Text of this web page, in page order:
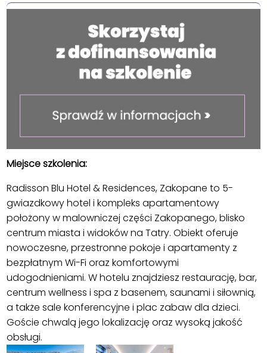
Miejsce szkolenia:
Radisson Blu Hotel & Residences, Zakopane to 5-
gwiazdkowy hotel i kompleks apartamentowy
położony w malowniczej części Zakopanego, blisko
centrum miasta i widoków na Tatry. Obiekt oferuje
nowoczesne, przestronne pokoje i apartamenty z
bezpłatnym Wi-Fi oraz komfortowymi
udogodnieniami. W hotelu znajdziesz restaurację, bar,
centrum wellness i spa z basenem, saunami i siłownią,
a także sale konferencyjne i plac zabaw dla dzieci.
Goście chwalą jego lokalizację oraz wysoką jakość
obsługi.